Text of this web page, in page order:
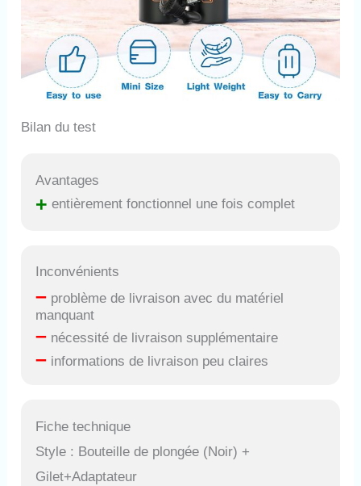
Bilan du test
Avantages
+ entièrement fonctionnel une fois complet
Inconvénients
– problème de livraison avec du matériel
manquant
– nécessité de livraison supplémentaire
– informations de livraison peu claires
Fiche technique
Style : Bouteille de plongée (Noir) +
Gilet+Adaptateur